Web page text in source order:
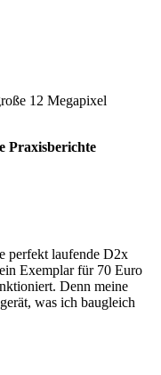
12 Megapixel
Praxisberichte
perfekt laufende D2x
Exemplar für 70 Euro
Denn meine
was ich baugleich